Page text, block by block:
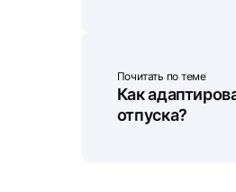
Почитать по теме
Как
отпуска?